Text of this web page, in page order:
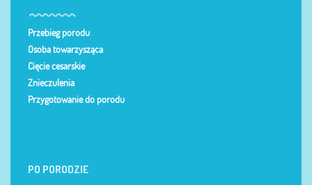
Przebieg porodu
Osoba towarzysząca
Cięcie cesarskie
Znieczulenia
Przygotowanie do porodu
PO PORODZIE